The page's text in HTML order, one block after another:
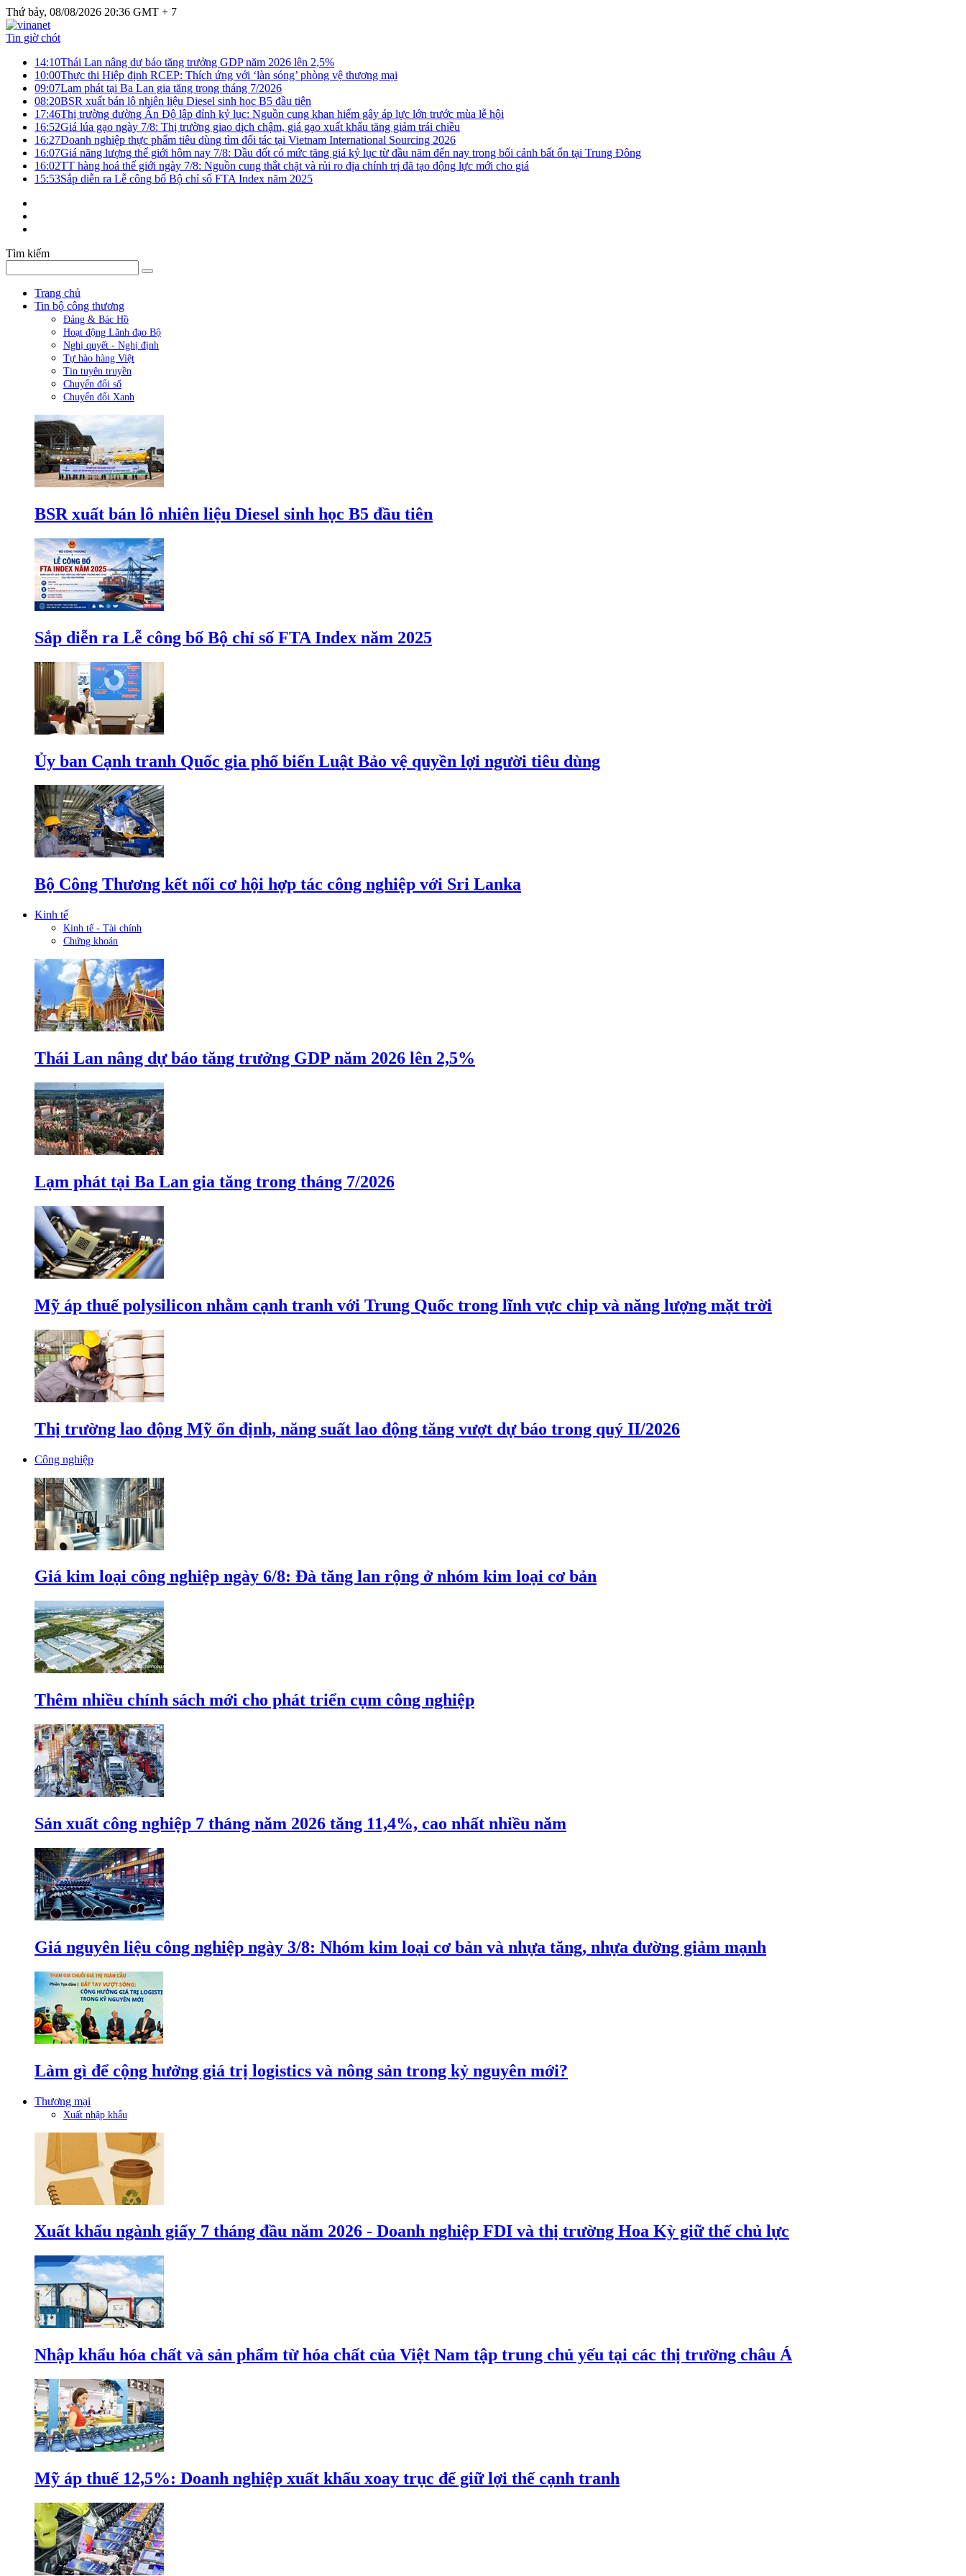
Thứ bảy, 08/08/2026 20:36 GMT + 7
Tin giờ chót
14:10Thái Lan nâng dự báo tăng trưởng GDP năm 2026 lên 2,5%
10:00Thực thi Hiệp định RCEP: Thích ứng với ‘làn sóng’ phòng vệ thương mại
09:07Lạm phát tại Ba Lan gia tăng trong tháng 7/2026
08:20BSR xuất bán lô nhiên liệu Diesel sinh học B5 đầu tiên
17:46Thị trường đường Ấn Độ lập đỉnh kỷ lục: Nguồn cung khan hiếm gây áp lực lớn trước mùa lễ hội
16:52Giá lúa gạo ngày 7/8: Thị trường giao dịch chậm, giá gạo xuất khẩu tăng giảm trái chiều
16:27Doanh nghiệp thực phẩm tiêu dùng tìm đối tác tại Vietnam International Sourcing 2026
16:07Giá năng lượng thế giới hôm nay 7/8: Dầu đốt có mức tăng giá kỷ lục từ đầu năm đến nay trong bối cảnh bất ổn tại Trung Đông
16:02TT hàng hoá thế giới ngày 7/8: Nguồn cung thắt chặt và rủi ro địa chính trị đã tạo động lực mới cho giá
15:53Sắp diễn ra Lễ công bố Bộ chỉ số FTA Index năm 2025
Tìm kiếm
Trang chủ
Tin bộ công thương
Đảng & Bác Hồ
Hoạt động Lãnh đạo Bộ
Nghị quyết - Nghị định
Tự hào hàng Việt
Tin tuyên truyền
Chuyển đổi số
Chuyển đổi Xanh
BSR xuất bán lô nhiên liệu Diesel sinh học B5 đầu tiên
Sắp diễn ra Lễ công bố Bộ chỉ số FTA Index năm 2025
Ủy ban Cạnh tranh Quốc gia phổ biến Luật Bảo vệ quyền lợi người tiêu dùng
Bộ Công Thương kết nối cơ hội hợp tác công nghiệp với Sri Lanka
Kinh tế
Kinh tế - Tài chính
Chứng khoán
Thái Lan nâng dự báo tăng trưởng GDP năm 2026 lên 2,5%
Lạm phát tại Ba Lan gia tăng trong tháng 7/2026
Mỹ áp thuế polysilicon nhằm cạnh tranh với Trung Quốc trong lĩnh vực chip và năng lượng mặt trời
Thị trường lao động Mỹ ổn định, năng suất lao động tăng vượt dự báo trong quý II/2026
Công nghiệp
Giá kim loại công nghiệp ngày 6/8: Đà tăng lan rộng ở nhóm kim loại cơ bản
Thêm nhiều chính sách mới cho phát triển cụm công nghiệp
Sản xuất công nghiệp 7 tháng năm 2026 tăng 11,4%, cao nhất nhiều năm
Giá nguyên liệu công nghiệp ngày 3/8: Nhóm kim loại cơ bản và nhựa tăng, nhựa đường giảm mạnh
Làm gì để cộng hưởng giá trị logistics và nông sản trong kỷ nguyên mới?
Thương mại
Xuất nhập khẩu
Xuất khẩu ngành giấy 7 tháng đầu năm 2026 - Doanh nghiệp FDI và thị trường Hoa Kỳ giữ thế chủ lực
Nhập khẩu hóa chất và sản phẩm từ hóa chất của Việt Nam tập trung chủ yếu tại các thị trường châu Á
Mỹ áp thuế 12,5%: Doanh nghiệp xuất khẩu xoay trục để giữ lợi thế cạnh tranh